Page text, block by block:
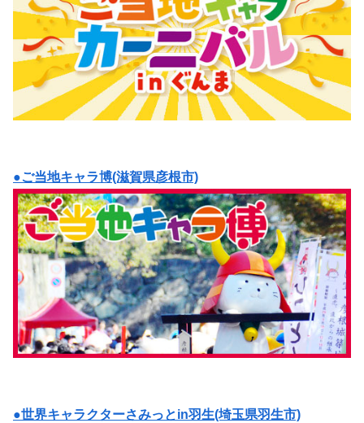
●ご当地キャラ博(滋賀県彦根市)
●世界キャラクターさみっとin羽生(埼玉県羽生市)